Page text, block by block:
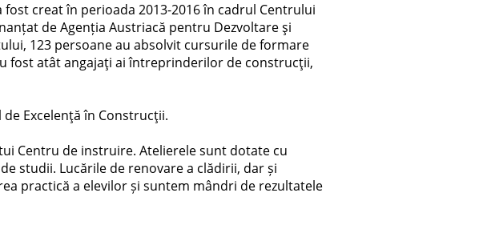
creat în perioada 2013-2016 în cadrul Centrului
de Agenția Austriacă pentru Dezvoltare şi
123 persoane au absolvit cursurile de formare
fost atât angajaţi ai întreprinderilor de construcţii,
Excelenţă în Construcţii.
Centru de instruire. Atelierele sunt dotate cu
studii. Lucările de renovare a clădirii, dar și
practică a elevilor și suntem mândri de rezultatele